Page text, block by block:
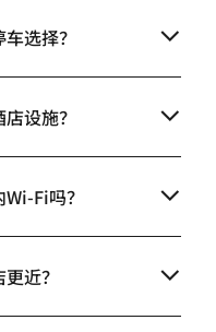
选择？
设施？
Fi吗？
近？